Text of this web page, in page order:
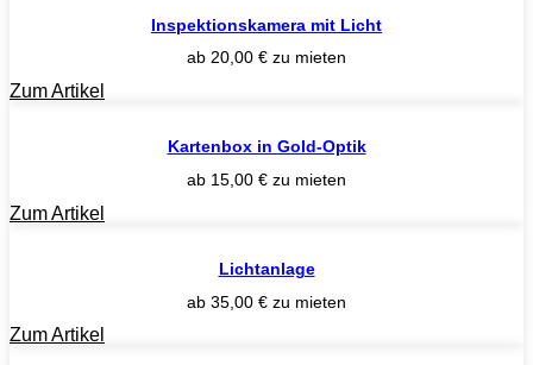
Inspektionskamera mit Licht
ab 20,00 € zu mieten
Zum Artikel
Kartenbox in Gold-Optik
ab 15,00 € zu mieten
Zum Artikel
Lichtanlage
ab 35,00 € zu mieten
Zum Artikel